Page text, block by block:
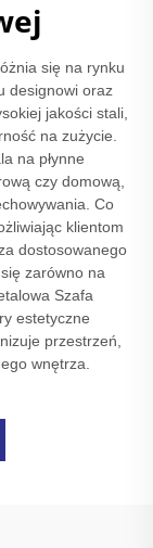
się na rynku
designowi oraz
jakości stali,
na zużycie.
na płynne
czy domową,
Co
klientom
dostosowanego
zarówno na
Szafa
estetyczne
przestrzeń,
wnętrza.